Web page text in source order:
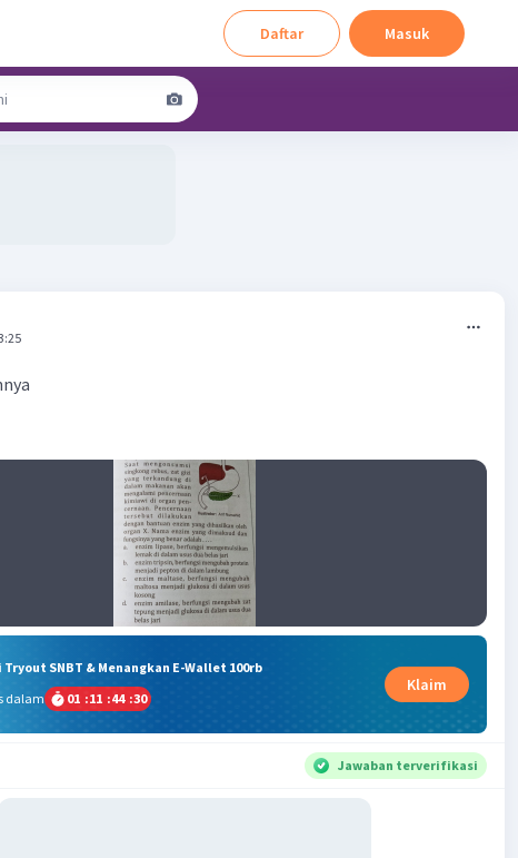
Daftar Masuk
SNBT & Menangkan E-Wallet 100rb
dalam
01 :11 :44 :29
Klaim
Jawaban terverifikasi